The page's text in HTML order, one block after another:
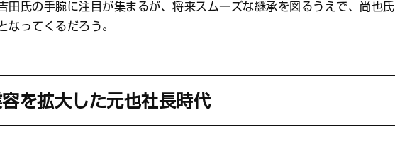
田氏の手腕に注目が集まるが、将来スムーズな継承を図るうえで、尚也氏
なってくるだろう。
を拡大した元也社長時代